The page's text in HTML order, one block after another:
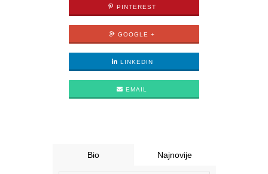
PINTEREST
GOOGLE +
LINKEDIN
EMAIL
Bio Najnovije